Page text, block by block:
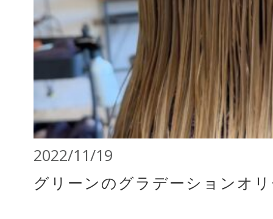
2022/11/19
グリーンのグラデーションオ